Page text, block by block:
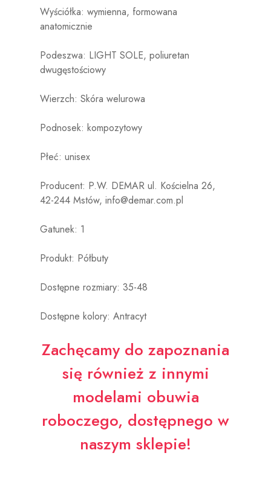
Wyściółka: wymienna, formowana
anatomicznie
Podeszwa: LIGHT SOLE, poliuretan
dwugęstościowy
Wierzch: Skóra welurowa
Podnosek: kompozytowy
Płeć: unisex
Producent: P.W. DEMAR ul. Kościelna 26,
42-244 Mstów, info@demar.com.pl
Gatunek: 1
Produkt: Półbuty
Dostępne rozmiary: 35-48
Dostępne kolory: Antracyt
Zachęcamy do zapoznania
się również z innymi
modelami obuwia
roboczego, dostępnego w
naszym sklepie!